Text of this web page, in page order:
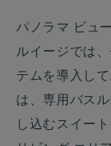
パノラマ ビュ
ルイージでは
テムを導入し
は、専用バス
し込むスイー